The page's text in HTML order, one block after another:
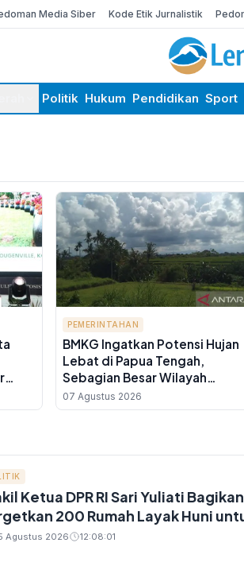
Media Siber Kode Etik Jurnalistik
Politik Hukum Pendidikan Sport
PEMERINTAHAN
BMKG Ingatkan Potensi Hujan
Lebat di Papua Tengah,
Sebagian Besar Wilayah
Indonesia Berawan
07 Agustus 2026
Ketua DPR RI Sari Yuliati
200 Rumah Layak Huni
Agustus 2026 12:08:01